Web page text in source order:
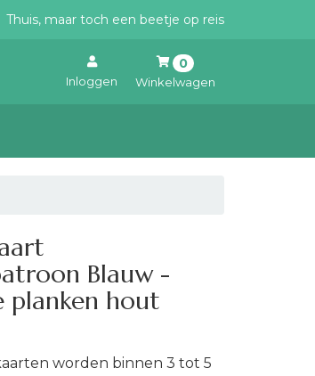
Thuis, maar toch een beetje op reis
Inloggen
0
Winkelwagen
Blauw -
planken hout
worden binnen 3 tot 5